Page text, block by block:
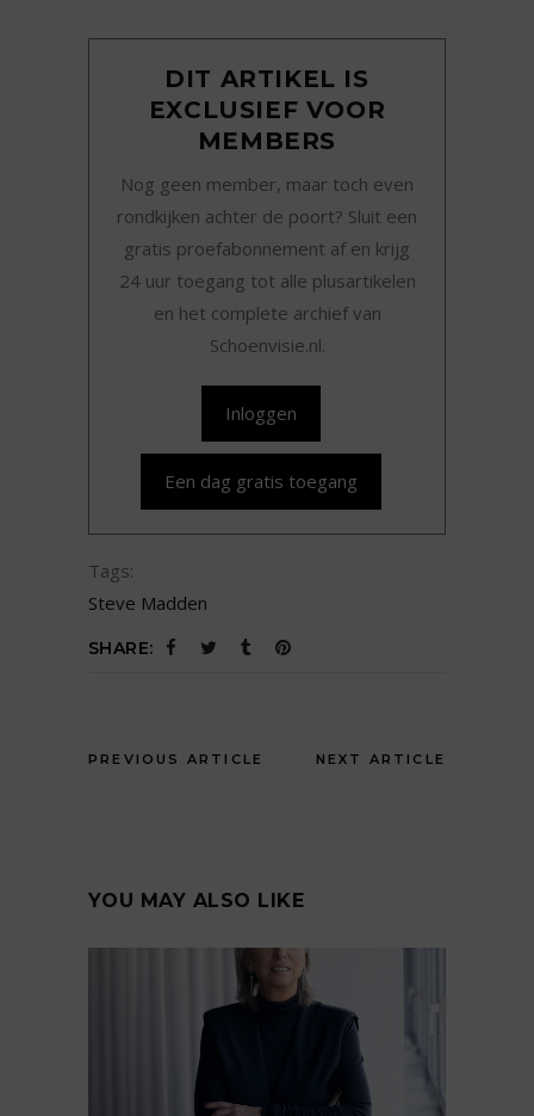
DIT ARTIKEL IS
EXCLUSIEF VOOR
MEMBERS
Nog geen member, maar toch even
rondkijken achter de poort? Sluit een
gratis proefabonnement af en krijg
24 uur toegang tot alle plusartikelen
en het complete archief van
Schoenvisie.nl.
Inloggen
Een dag gratis toegang
Tags:
Steve Madden
SHARE:
PREVIOUS ARTICLE NEXT ARTICLE
YOU MAY ALSO LIKE